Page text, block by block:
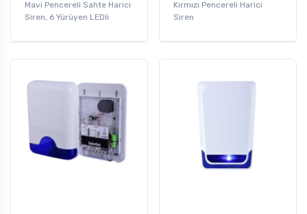
Mavi Pencereli Sahte Harici
Siren, 6 Yürüyen LEDli
Kırmızı Pencereli Harici
Siren